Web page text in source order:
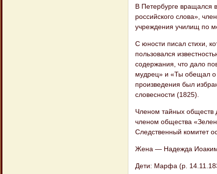
В Петербурге вращался
российского слова»,
учреждения училищ по
С юности писал стихи,
пользовался
содержания, что дало
мудрец» и «Ты обещал о
произведения был
словесности (1825).
Членом тайных обществ
членом общества
Следственный комитет
Жена — Надежда
Дети: Марфа (р.